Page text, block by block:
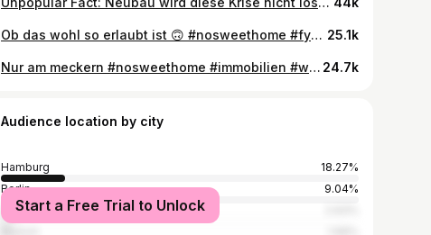
Ob das wohl so erlaubt ist 🙃 #nosweethome #fyp #immobilien #wohnungssuche 25.1k
Nur am meckern #nosweethome #immobilien #wohnungssuche #hamburg #fyp #fürdich 24.7k
Audience location by city
Hamburg
18.27%
Berlin
9.04%
Cologne
Start a Free Trial to Unlock